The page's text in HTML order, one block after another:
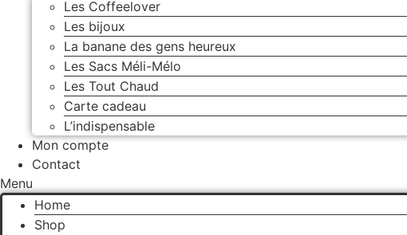
Les Coffeelover
Les bijoux
La banane des gens heureux
Les Sacs Méli-Mélo
Les Tout Chaud
Carte cadeau
L’indispensable
Mon compte
Contact
Menu
Home
Shop